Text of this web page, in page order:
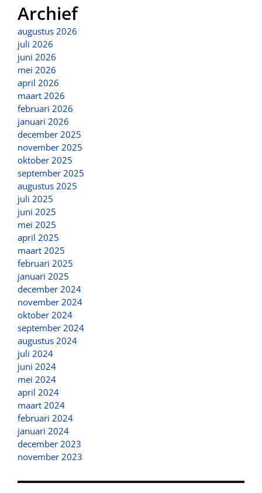
Archief
augustus 2026
juli 2026
juni 2026
mei 2026
april 2026
maart 2026
februari 2026
januari 2026
december 2025
november 2025
oktober 2025
september 2025
augustus 2025
juli 2025
juni 2025
mei 2025
april 2025
maart 2025
februari 2025
januari 2025
december 2024
november 2024
oktober 2024
september 2024
augustus 2024
juli 2024
juni 2024
mei 2024
april 2024
maart 2024
februari 2024
januari 2024
december 2023
november 2023